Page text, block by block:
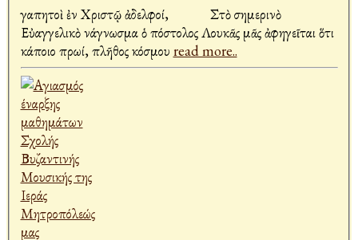
Ἀγαπητοὶ ἐν Χριστῷ ἀδελφοί, Στὸ σημερινὸ
Εὐαγγελικὸ Ἀνάγνωσμα ὁ Ἀπόστολος Λουκᾶς μᾶς ἀφηγεῖται ὅτι
κάποιο πρωί, πλῆθος κόσμου read more..